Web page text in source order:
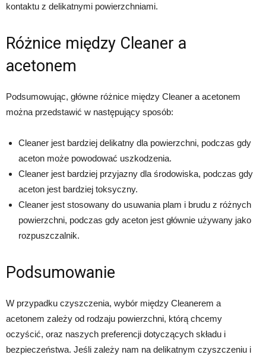
kontaktu z delikatnymi powierzchniami.
Różnice między Cleaner a
acetonem
Podsumowując, główne różnice między Cleaner a acetonem
można przedstawić w następujący sposób:
Cleaner jest bardziej delikatny dla powierzchni, podczas gdy
aceton może powodować uszkodzenia.
Cleaner jest bardziej przyjazny dla środowiska, podczas gdy
aceton jest bardziej toksyczny.
Cleaner jest stosowany do usuwania plam i brudu z różnych
powierzchni, podczas gdy aceton jest głównie używany jako
rozpuszczalnik.
Podsumowanie
W przypadku czyszczenia, wybór między Cleanerem a
acetonem zależy od rodzaju powierzchni, którą chcemy
oczyścić, oraz naszych preferencji dotyczących składu i
bezpieczeństwa. Jeśli zależy nam na delikatnym czyszczeniu i